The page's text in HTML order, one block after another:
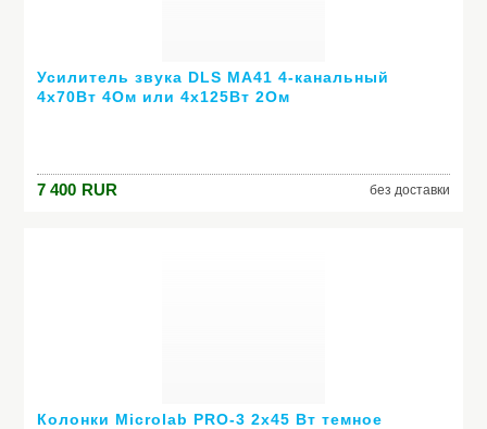
Усилитель звука DLS MA41 4-канальный
4х70Вт 4Ом или 4х125Вт 2Ом
7 400 RUR без доставки
Колонки Microlab PRO-3 2х45 Вт темное